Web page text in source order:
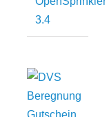
3.4